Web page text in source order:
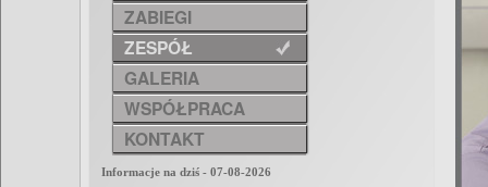
ZABIEGI
ZESPÓŁ
GALERIA
WSPÓŁPRACA
KONTAKT
Informacje na dziś - 07-08-2026